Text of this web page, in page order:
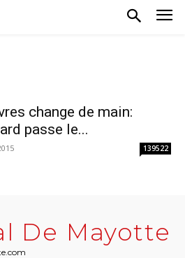
change de main:
passe le...
139522
De Mayotte